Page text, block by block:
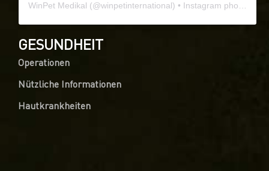
WinPet Medikal (@winpetinternational) • Instagram photos and videos
GESUNDHEIT
Operationen
Nützliche Informationen
Hautkrankheiten